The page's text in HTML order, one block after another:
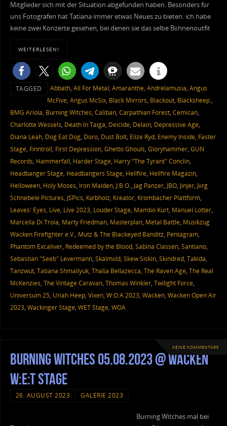
Mitglieder sich mit der Situation abgefunden haben. Besonders für
uns Fotografen hat Tatiana immer etwas Neues zu bieten. ich habe
keine zwei Konzerte gesehen, bei denen sie das selbe Bühnenoutfit
WEITERLESEN!
TAGGED Abbath, All For Metal, Amaranthe, Andrelamusia, Angus
McFive, Angus McSix, Black Mirrors, Blackout, Blacksheep.,
BMG Ariola, Burning Witches, Caliban, Carpathian Forest, Cemican,
Charlotte Wessels, Death In Taiga, Deicide, Delain, Depressive Age,
Diana Leah, Dog Eat Dog, Doro, Dust Bolt, Elize Ryd, Enemy Inside, Faster
Stage, Finntroll, First Depression, Ghetto Ghouls, Gloryhammer, GUN
Records, Hammerfall, Harder Stage, Harry "The Tyrant" Conclin,
Headbanger Stage, Headbangers Stage, Hellfire, Hellfire Magazin,
Helloween, Holy Moses, Iron Maiden, J.B.O., Jag Panzer, JBO, Jinjer, Jörg
Schnebele Pictures, JSPics, Kärbholz, Kreator, Krombacher Plattform,
Leaves' Eyes, Live, Live 2023, Louder Stage, Mambo Kurt, Manuel Lotter,
Marcella Di Troia, Marty Friedman, Masterplan, Metal Battle, Musikzug
Wacken Firefighter e.V., Mutz & The Blackeyed Banditz, Pentagram,
Phantom Excaliver, Redeemed by the Blood, Sabina Classen, Santiano,
Sebastian "Seeb" Levermann, Skalmöld, Skew Siskin, Skindred, Takida,
Tanzwut, Tatiana Shmailyuk, Thalìa Bellazecca, The Raven Age, The Real
McKenzies, The Vintage Caravan, Thomas Winkler, Twilight Force,
Universum 25, Uriah Heep, Vixen, W:O:A 2023, Wacken, Wacken Open Air
2023, Wackinger Stage, WET Stage, WOA
KEINE KOMMENTARE
Burning Witches 05.08.2023 @ Wacken
W:E:T Stage
26. AUGUST 2023 GALERIE 2023
Burning Witches mal bei